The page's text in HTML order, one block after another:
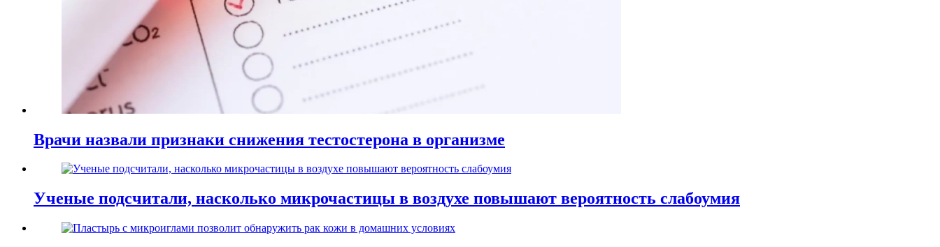
Врачи назвали признаки снижения тестостерона в организме
Ученые подсчитали, насколько микрочастицы в воздухе повышают вероятность слабоумия